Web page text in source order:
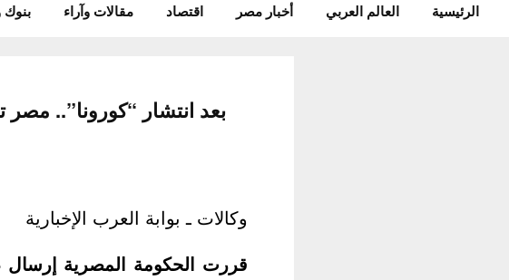
الرئيسية العالم العربي أخبار مصر اقتصاد مقالات وآراء
بعد انتشار “كورونا”..
وكالات ـ بوابة العرب الإخبارية
قررت الحكومة المصرية إرسال